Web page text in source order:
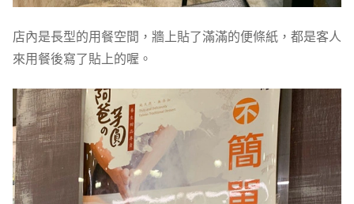
店內是長型的用餐空間，牆上貼了滿滿的便條紙，都是客人
來用餐後寫了貼上的喔。